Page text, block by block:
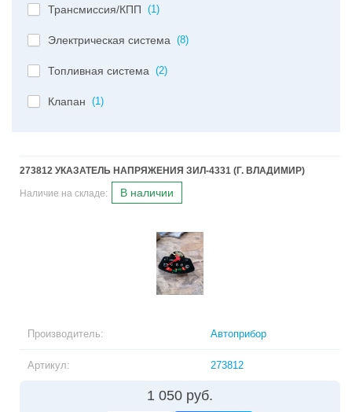
Трансмиссия/КПП (1)
Электрическая система (8)
Топливная система (2)
Клапан (1)
273812 УКАЗАТЕЛЬ НАПРЯЖЕНИЯ ЗИЛ-4331 (Г. ВЛАДИМИР)
Наличие на складе: В наличии
Производитель: Автоприбор
Артикул: 273812
1 050 руб.